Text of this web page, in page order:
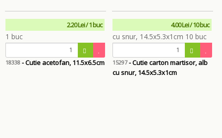
2.20 Lei / 1 buc
18338 - Cutie acetofan, 11.5x6.5cm
4.00 Lei / 10 buc
15297- Cutie carton martisor, alb
cu snur, 14.5x5.3x1cm